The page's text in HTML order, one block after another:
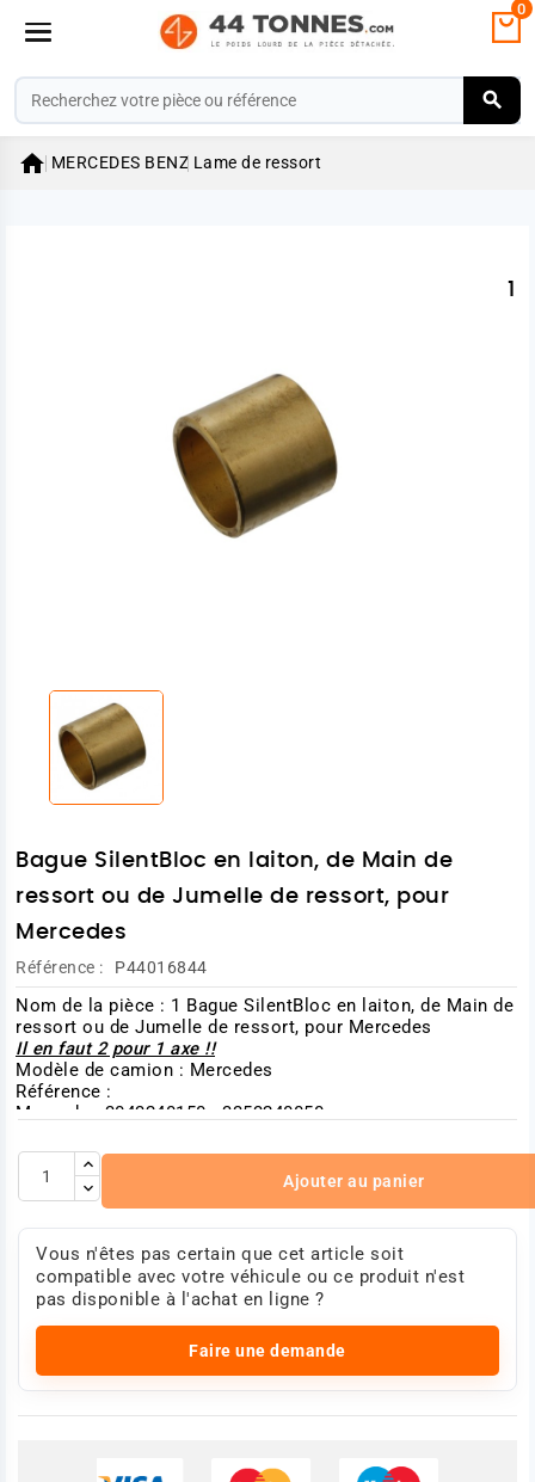
0
 MERCEDES BENZ Lame de ressort
1
Bague SilentBloc en laiton, de Main de
ressort ou de Jumelle de ressort, pour
Mercedes
Référence : P44016844
Nom de la pièce : 1 Bague SilentBloc en laiton, de Main de
ressort ou de Jumelle de ressort, pour Mercedes
Il en faut 2 pour 1 axe !!
Modèle de camion : Mercedes
Référence :
Mercedes 3043240150 - 3353240050
Diamètre intérieur [mm]: 40
Diamètre total [mm]: 48
Photo non contractuelle
Ajouter au panier
Vous n'êtes pas certain que cet article soit
compatible avec votre véhicule ou ce produit n'est
pas disponible à l'achat en ligne ?
Faire une demande